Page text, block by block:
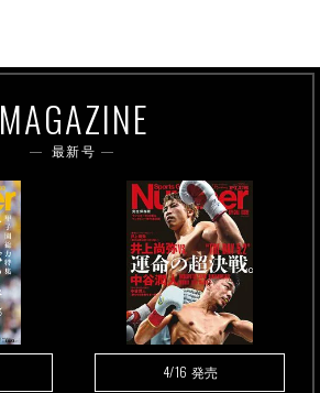
MAGAZINE
最新号
4/16 発売